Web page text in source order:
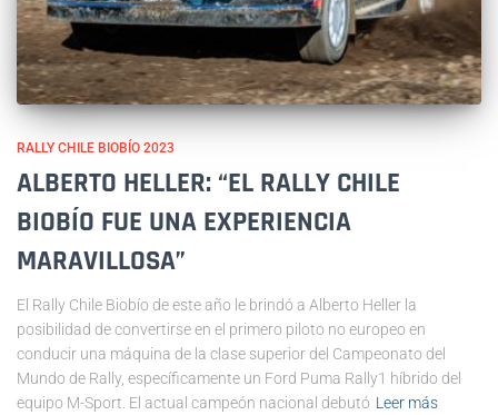
RALLY CHILE BIOBÍO 2023
ALBERTO HELLER: “EL RALLY CHILE
BIOBÍO FUE UNA EXPERIENCIA
MARAVILLOSA”
El Rally Chile Biobío de este año le brindó a Alberto Heller la
posibilidad de convertirse en el primero piloto no europeo en
conducir una máquina de la clase superior del Campeonato del
Mundo de Rally, específicamente un Ford Puma Rally1 híbrido del
equipo M-Sport. El actual campeón nacional debutó Leer más